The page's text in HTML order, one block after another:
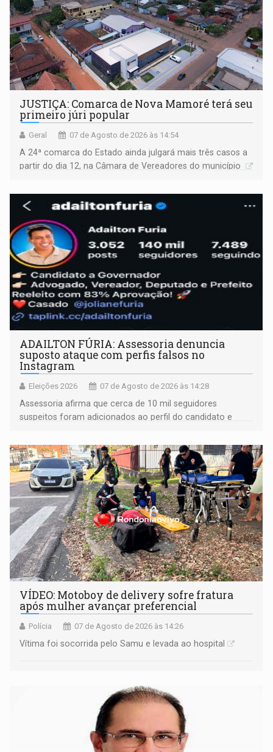
JUSTIÇA: Comarca de Nova Mamoré terá seu
primeiro júri popular
Geral 07 de Agosto de 2026 às 14:54
A 24ª comarca do Estado ainda julgará mais três casos a
partir do dia 12, na Câmara de Vereadores do município
ADAILTON FÚRIA: Assessoria denuncia
suposto ataque com perfis falsos no
Instagram
Eleições 2026 07 de Agosto de 2026 às 14:28
Assessoria afirma que cerca de 10 mil seguidores
suspeitos foram adicionados ao perfil do candidato e
remover as contas
VÍDEO: Motoboy de delivery sofre fratura
após mulher avançar preferencial
Polícia 07 de Agosto de 2026 às 14:26
Vítima foi socorrida pelo Samu e levada ao hospital